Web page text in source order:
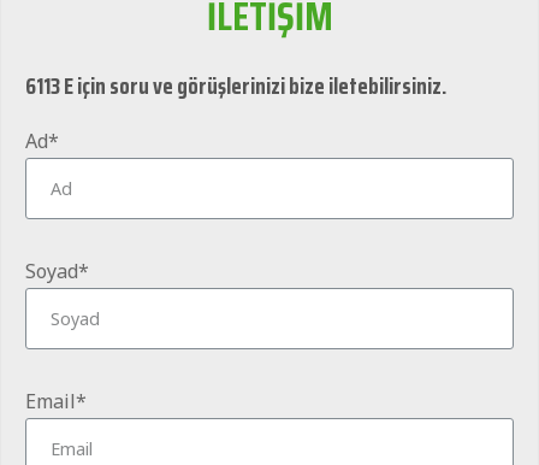
İLETİŞİM
6113 E için soru ve görüşlerinizi bize iletebilirsiniz.
Ad*
Soyad*
Email*